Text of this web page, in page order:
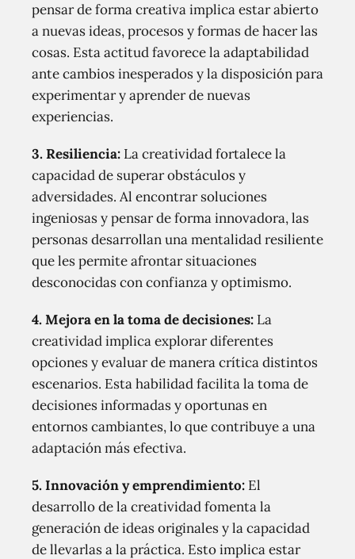
pensar de forma creativa implica estar abierto
a nuevas ideas, procesos y formas de hacer las
cosas. Esta actitud favorece la adaptabilidad
ante cambios inesperados y la disposición para
experimentar y aprender de nuevas
experiencias.
3. Resiliencia: La creatividad fortalece la
capacidad de superar obstáculos y
adversidades. Al encontrar soluciones
ingeniosas y pensar de forma innovadora, las
personas desarrollan una mentalidad resiliente
que les permite afrontar situaciones
desconocidas con confianza y optimismo.
4. Mejora en la toma de decisiones: La
creatividad implica explorar diferentes
opciones y evaluar de manera crítica distintos
escenarios. Esta habilidad facilita la toma de
decisiones informadas y oportunas en
entornos cambiantes, lo que contribuye a una
adaptación más efectiva.
5. Innovación y emprendimiento: El
desarrollo de la creatividad fomenta la
generación de ideas originales y la capacidad
de llevarlas a la práctica. Esto implica estar